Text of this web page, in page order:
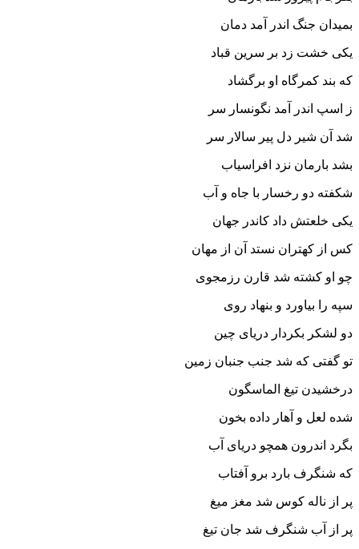
بمیدان جنگ اندر آمد دمان‏
یکى خشت زد بر سرین قباد
که بند کمرگاه او برگشاد
ز اسپ اندر آمد نگونسار سر
شد آن شیر دل پیر سالار سر
بشد بارمان نزد افراسیاب
شکفته دو رخسار با جاه و آب‏
یکى خلعتش داد کاندر جهان
کس از کهتران نستد آن از مهان‏
چو او کشته شد قارن رزمجوى
سپه را بیاورد و بنهاد روى‏
دو لشکر بکردار دریاى چین
تو گفتى که شد جنب جنبان زمین‏
درخشیدن تیغ الماس‏گون
شده لعل و آهار داده بخون‏
بگرد اندرون همچو دریاى آب
که شنگرف بارد برو آفتاب‏
پر از ناله کوس شد مغز میغ
پر از آب شنگرف شد جان تیغ‏